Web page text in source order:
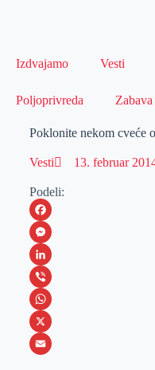
Izdvajamo Vesti
Poljoprivreda Zabava
Poklonite nekom cveće
Vesti 13. februar
Podeli:
F
a
c
e
b
o
M
e
s
s
e
L
i
n
k
V
i
b
W
h
X